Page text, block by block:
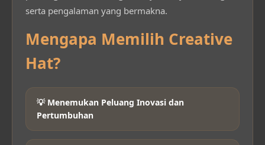
serta pengalaman yang bermakna.
Mengapa Memilih Creative
Hat?
💡 Menemukan Peluang Inovasi dan
Pertumbuhan